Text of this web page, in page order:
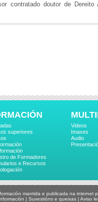
contratado doutor de
superiores
de Formadores
e Recursos
Videos
Imaxes
Audio
mantida e publicada na internet
| Suxestións e queixas | Aviso